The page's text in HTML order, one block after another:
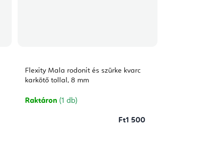
Flexity Mala rodonit és szürke kvarc
karkötő tollal, 8 mm
Raktáron (1 db)
Ft1 500